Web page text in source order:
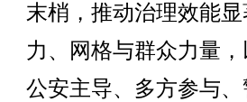
末梢，推动治理效能
力、网格与群众力量
公安主导、多方参与